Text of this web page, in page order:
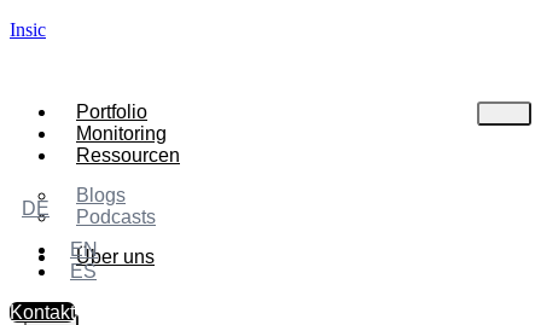
Insic
Portfolio
Monitoring
Ressourcen
Blogs
Podcasts
Über uns
DE
EN
ES
Kontakt